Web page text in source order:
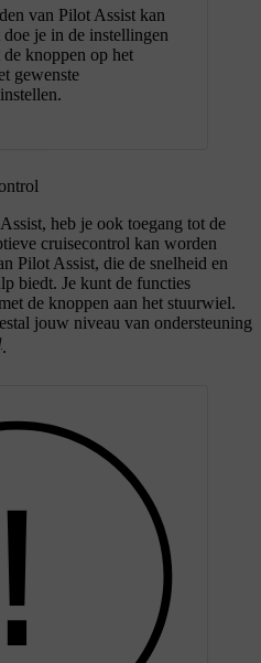
van Pilot Assist kan
je in de instellingen
knoppen op het
gewenste
heb je ook toegang tot de
cruisecontrol kan worden
Pilot Assist, die de snelheid en
biedt. Je kunt de functies
de knoppen aan het stuurwiel.
jouw niveau van ondersteuning
.